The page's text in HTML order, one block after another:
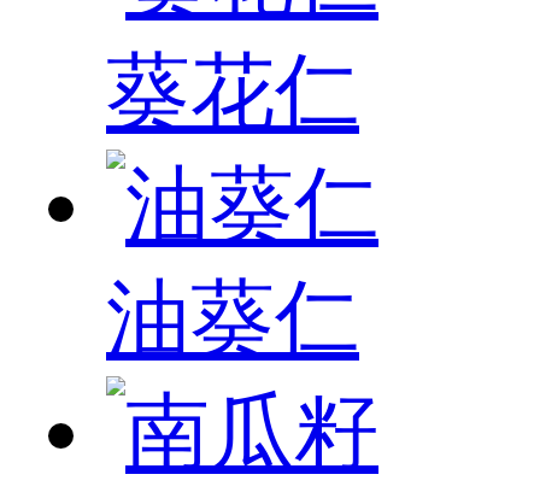
葵花仁
油葵仁